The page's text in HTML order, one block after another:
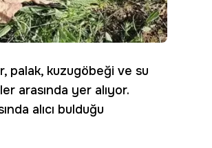
palak, kuzugöbeği ve su
arasında yer alıyor.
alıcı bulduğu